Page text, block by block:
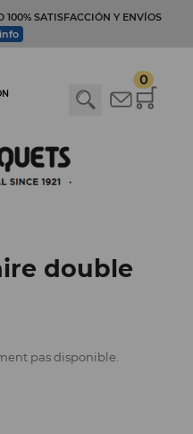
100% SATISFACCIÓN Y ENVÍOS
0
double
pas disponible.